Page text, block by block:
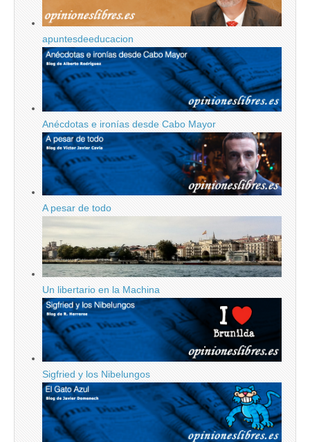
apuntesdeeducacion
Anécdotas e ironías desde Cabo Mayor
A pesar de todo
Un libertario en la Machina
Sigfried y los Nibelungos